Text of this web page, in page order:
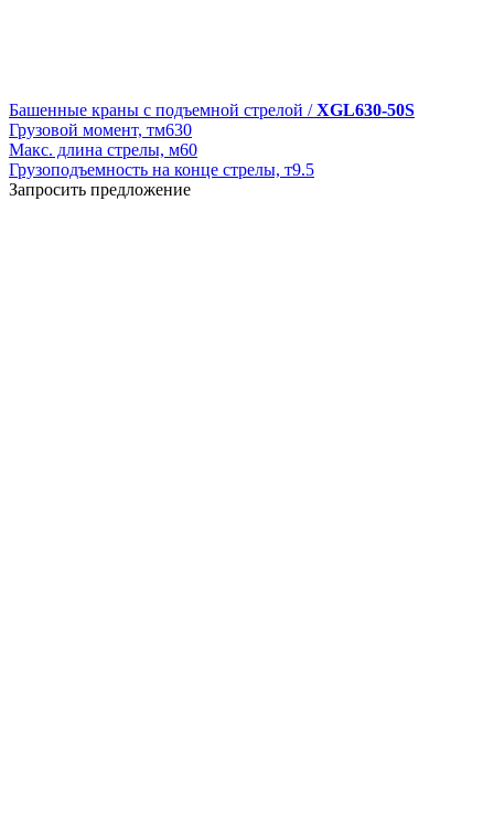
Башенные краны с подъемной стрелой /XGL630-50S
Грузовой момент, тм630
Макс. длина стрелы, м60
Грузоподъемность на конце стрелы, т9.5
Запросить предложение